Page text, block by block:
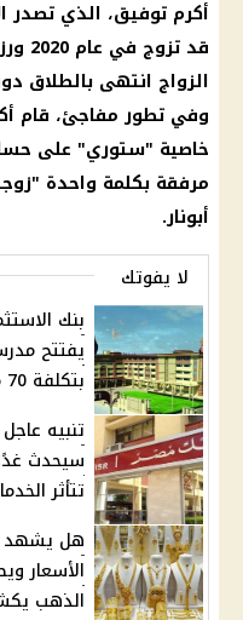
أكرم توفيق، الذي تصدر
قد
الزواج انتهى بالطلاق
وفي تطور مفاجئ، قام
خاصية "ستوري" على
مرفقة بكلمة واحدة
أبونار.
لا يفوتك
بنك
يفتتح
بتكلفة 70 مليون جنيه بهذا الموعد
تنبيه
سيحدث
تتأثر
هل يشهد
الذهب